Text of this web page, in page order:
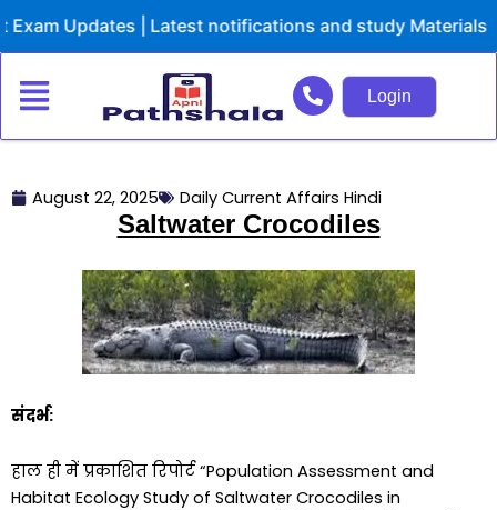
to
Updates | Latest notifications and study Materials
Login
August 22, 2025 Daily Current Affairs Hindi
Saltwater Crocodiles
संदर्भ:
हाल ही में प्रकाशित रिपोर्ट “Population Assessment and
Habitat Ecology Study of Saltwater Crocodiles in